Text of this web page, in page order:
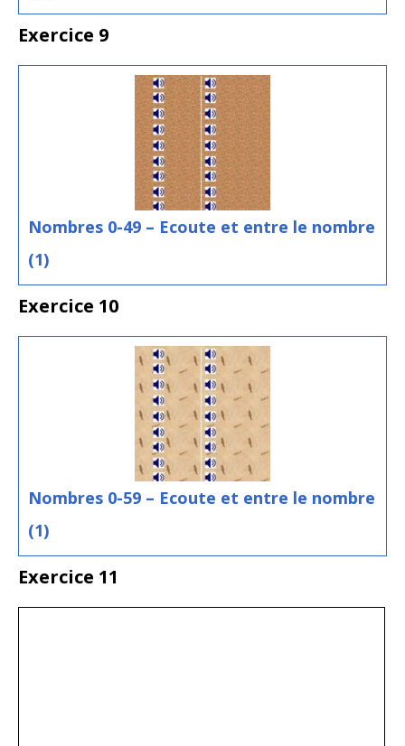
Exercice 9
Nombres 0-49 – Ecoute et entre le nombre
(1)
Exercice 10
Nombres 0-59 – Ecoute et entre le nombre
(1)
Exercice 11